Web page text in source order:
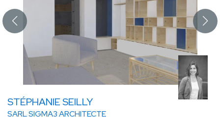
STÉPHANIE SEILLY
SARL SIGMA3 ARCHITECTE